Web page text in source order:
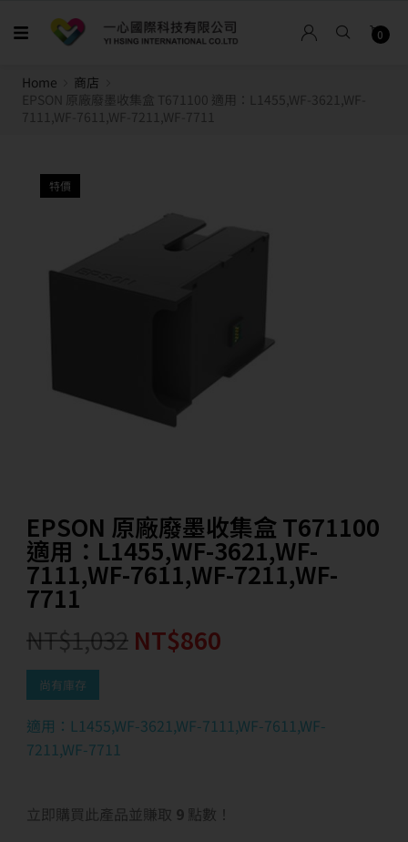
0
Home
商店
EPSON 原廠廢墨收集盒 T671100 適用：L1455,WF-3621,WF-
7111,WF-7611,WF-7211,WF-7711
特價
EPSON 原廠廢墨收集盒 T671100
適用：L1455,WF-3621,WF-
7111,WF-7611,WF-7211,WF-
7711
NT$1,032 NT$860
尚有庫存
適用：L1455,WF-3621,WF-7111,WF-7611,WF-
7211,WF-7711
立即購買此產品並賺取 9 點數！